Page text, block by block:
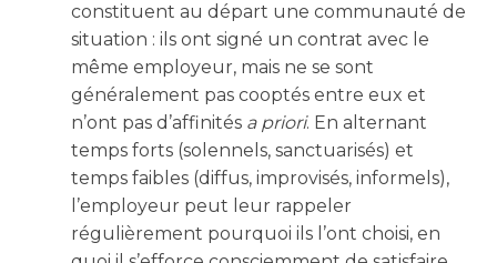
constituent au départ une communauté de
situation : ils ont signé un contrat avec le
même employeur, mais ne se sont
généralement pas cooptés entre eux et
n’ont pas d’affinités a priori. En alternant
temps forts (solennels, sanctuarisés) et
temps faibles (diffus, improvisés, informels),
l’employeur peut leur rappeler
régulièrement pourquoi ils l’ont choisi, en